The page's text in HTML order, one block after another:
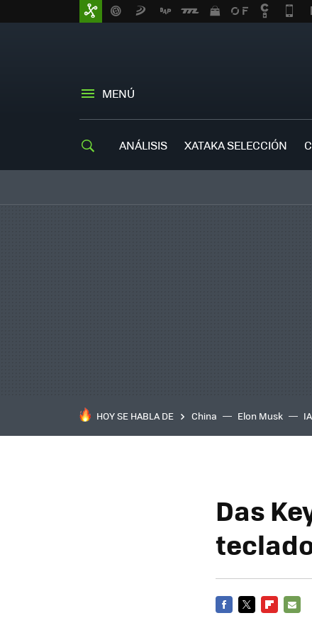
MENÚ
ANÁLISIS XATAKA SELECCIÓN
HOY SE HABLA DE China Elon Musk IA
Das